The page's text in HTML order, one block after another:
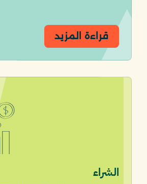
قراءة المزيد
الشراء